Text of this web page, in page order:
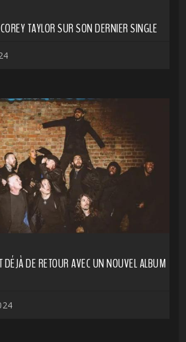
TAYLOR SUR SON DERNIER SINGLE
DÉJÀ DE RETOUR AVEC UN NOUVEL ALBUM